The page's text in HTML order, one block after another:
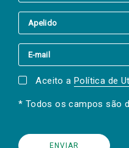
Aceito a Política de
* Todos os campos são